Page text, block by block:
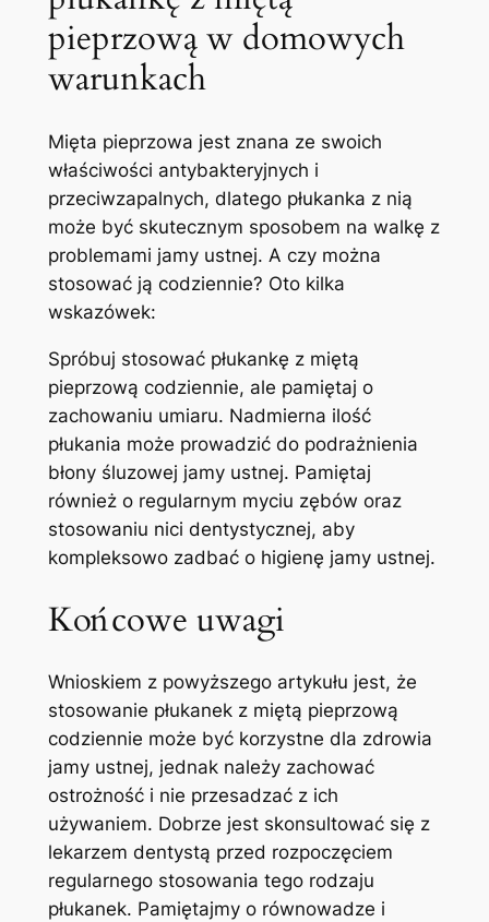
pieprzową w domowych
⁣warunkach
Mięta pieprzowa jest znana ze swoich
właściwości antybakteryjnych i
przeciwzapalnych, dlatego płukanka z ‍nią‌
może być skutecznym sposobem na ‍walkę z
problemami jamy ⁤ustnej. ⁣A czy można
stosować ją codziennie? Oto kilka
wskazówek:
Spróbuj stosować płukankę z miętą
pieprzową codziennie, ⁢ale pamiętaj o
‍zachowaniu umiaru. Nadmierna ilość
płukania może prowadzić do podrażnienia
błony śluzowej​ jamy ustnej. ⁢Pamiętaj
również o⁤ regularnym⁤ myciu zębów⁣ oraz
stosowaniu nici dentystycznej, aby
kompleksowo zadbać o higienę jamy ustnej.
Końcowe uwagi
Wnioskiem z⁤ powyższego artykułu jest, że
stosowanie płukanek z miętą pieprzową
codziennie może być⁢ korzystne​ dla zdrowia
jamy ustnej, jednak należy zachować⁣
ostrożność i nie ‍przesadzać z ich
używaniem. Dobrze jest skonsultować się z
lekarzem dentystą⁤ przed rozpoczęciem
regularnego stosowania⁣ tego rodzaju‌
płukanek. Pamiętajmy o ​równowadze i